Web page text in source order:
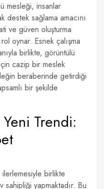
mesleği, insanlar
destek sağlama amacını
ve güven oluşturma
oynar. Esnek çalışma
birlikte, görüntülü
cazip bir meslek
beraberinde getirdiği
bir şekilde
Trendi:
birlikte
yapmaktadır. Bu